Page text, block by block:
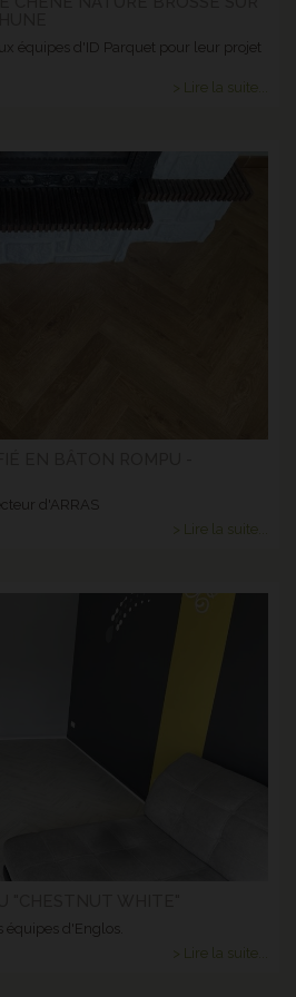
équipes d'ID Parquet pour leur projet
> Lire la suite...
d'ARRAS
> Lire la suite...
équipes d'Englos.
> Lire la suite...